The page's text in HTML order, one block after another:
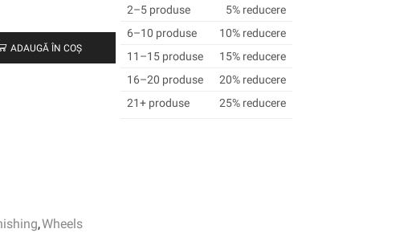
ADAUGĂ ÎN COȘ
2–5 produse
5% reducere
6–10 produse
10% reducere
11–15 produse
15% reducere
16–20 produse
20% reducere
21+ produse
25% reducere
,Wheels